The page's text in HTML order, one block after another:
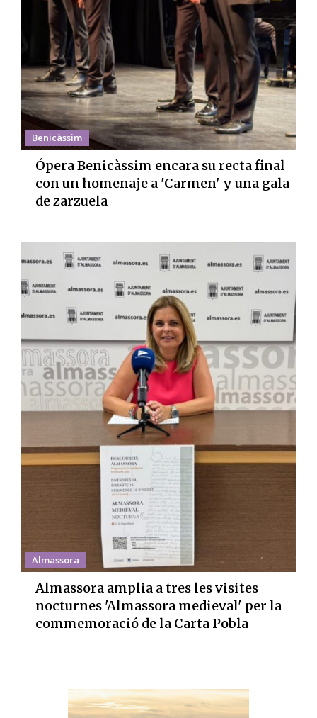
Benicàssim
Ópera Benicàssim encara su recta final
con un homenaje a 'Carmen' y una gala
de zarzuela
Almassora
Almassora amplia a tres les visites
nocturnes 'Almassora medieval' per la
commemoració de la Carta Pobla